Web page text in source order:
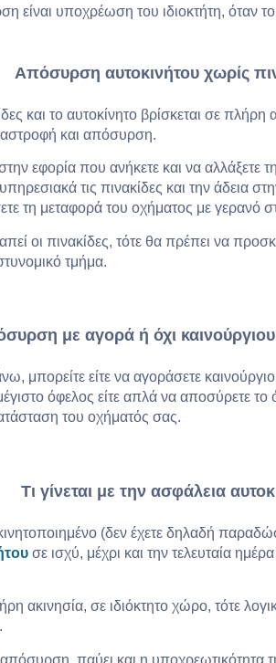
είναι υποχρέωση του ιδιοκτήτη, όταν
Απόσυρση αυτοκινήτου χωρίς
και το αυτοκίνητο βρίσκεται σε πλήρη
και απόσυρση.
εφορία που ανήκετε και να αλλάξετε
τις πινακίδες και την άδεια
τη μεταφορά του οχήματος με γερανό
οι πινακίδες, τότε θα πρέπει να
τμήμα.
με αγορά ή όχι καινούργιου
μπορείτε είτε να αγοράσετε
όφελος είτε απλά να αποσύρετε
του οχήματός σας.
Τι γίνεται με την ασφάλεια
(δεν έχετε δηλαδή
σε ισχύ, μέχρι και την τελευταία
ακινησία, σε ιδιόκτητο χώρο, τότε
παύει και η υποχρεωτικότητα